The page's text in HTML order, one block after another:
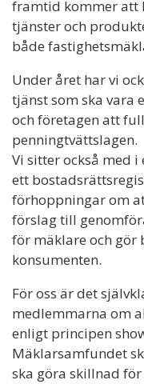
framtid kommer att
tjänster och
både
Under året har vi
tjänst som ska vara
och företagen att
penningtvättslagen.
Vi sitter också med
ett
förhoppningar om
förslag till
för mäklare och gör
konsumenten.
För oss är det
medlemmarna om
enligt principen
Mäklarsamfundet
ska göra skillnad